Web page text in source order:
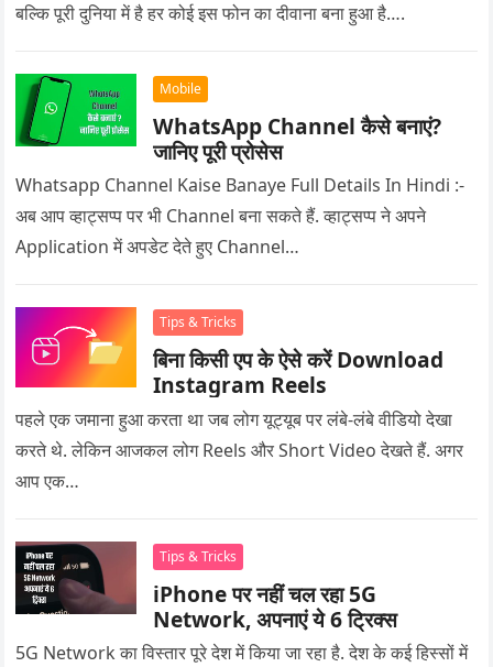
बल्कि पूरी दुनिया में है हर कोई इस फोन का दीवाना बना हुआ है….
Mobile
WhatsApp Channel कैसे बनाएं?
जानिए पूरी प्रोसेस
Whatsapp Channel Kaise Banaye Full Details In Hindi :-
अब आप व्हाट्सप्प पर भी Channel बना सकते हैं. व्हाट्सप्प ने अपने
Application में अपडेट देते हुए Channel…
Tips & Tricks
बिना किसी एप के ऐसे करें Download
Instagram Reels
पहले एक जमाना हुआ करता था जब लोग यूट्यूब पर लंबे-लंबे वीडियो देखा
करते थे. लेकिन आजकल लोग Reels और Short Video देखते हैं. अगर
आप एक…
Tips & Tricks
iPhone पर नहीं चल रहा 5G
Network, अपनाएं ये 6 ट्रिक्स
5G Network का विस्तार पूरे देश में किया जा रहा है. देश के कई हिस्सों में